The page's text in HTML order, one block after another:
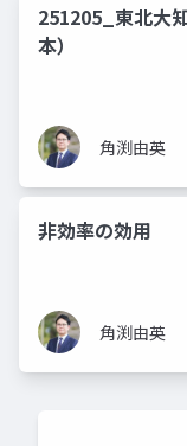
251205_東北大
本）
角渕由英
非効率の効用
角渕由英